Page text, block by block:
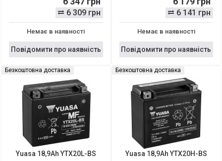
6 309 грн
Немає в наявності
Повідомити про наявність
6 141 грн
Немає в наявності
Повідомити про наявність
Безкоштовна доставка
Yuasa 18,9Ah YTX20L-BS
Безкоштовна доставка
Yuasa 18,9Ah YTX20H-BS